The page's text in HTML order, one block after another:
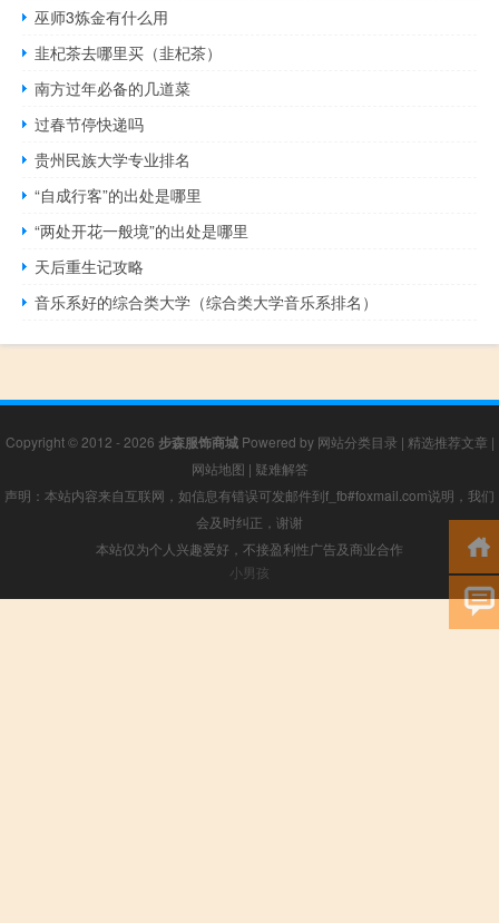
巫师3炼金有什么用
韭杞茶去哪里买（韭杞茶）
南方过年必备的几道菜
过春节停快递吗
贵州民族大学专业排名
“自成行客”的出处是哪里
“两处开花一般境”的出处是哪里
天后重生记攻略
音乐系好的综合类大学（综合类大学音乐系排名）
Copyright © 2012 - 2026 步森服饰商城Powered by 网站分类目录 | 精选推荐文章 |
网站地图 | 疑难解答
声明：本站内容来自互联网，如信息有错误可发邮件到f_fb#foxmail.com说明，我们
会及时纠正，谢谢
本站仅为个人兴趣爱好，不接盈利性广告及商业合作
小男孩